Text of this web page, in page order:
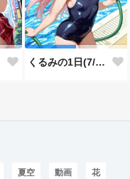
くるみの1日(7/22投稿分)
夏空 動画 花